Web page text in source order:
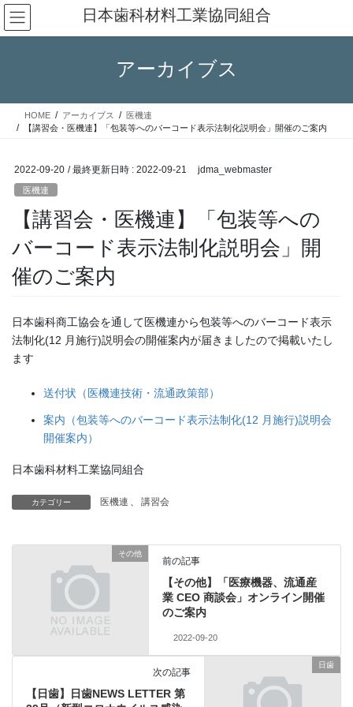
コ
ン
テ
ス
ナ
ビ
ゲ
ン
日本歯科材料工業協同組合
アーカイブス
HOME アーカイブス
医機連
【講習会・医機連】「包装等へのバーコード表示法制化説明会」開催のご案内
2022-09-20 / 最終更新日時 : 2022-09-21 jdma_webmaster
医機連
【講習会・医機連】「包装等への
バーコード表示法制化説明会」開
催のご案内
日本歯科商工協会を通して医機連から包装等へのバーコード表示
法制化(12 月施行)説明会の開催案内が届きましたので掲載いたし
ます
送付状（医機連技術・流通政策部）
案内（包装等へのバーコード表示法制化(12 月施行)説明会
開催案内）
日本歯科材料工業協同組合
カテゴリー 医機連 、 講習会
その他
前の記事
【その他】「医療機器、流通産
業 CEO 商談会」オンライン開催
のご案内
2022-09-20
日歯
次の記事
【日歯】日歯NEWS LETTER 第